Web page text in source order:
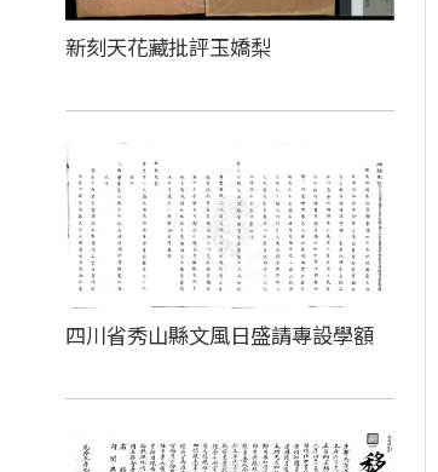
新刻天花藏批評玉嬌梨
四川省秀山縣文風日盛請專設學額